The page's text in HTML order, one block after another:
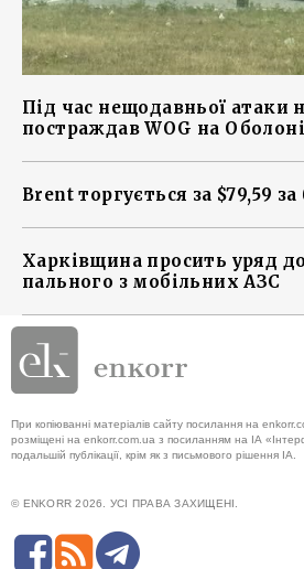
Під час нещодавньої атаки
постраждав WOG на
Brent торгується за $79,59 за
Харківщина просить уряд
пального з мобільних АЗС
При копіюванні матеріалів сайту посилання на
розміщені на enkorr.com.ua з посиланням на ІА
подальшій публікації, крім як з письмового рішення ІА.
© ENKORR 2026. УСІ ПРАВА ЗАХИЩЕНІ.